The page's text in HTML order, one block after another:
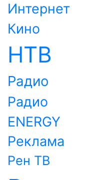
Интернет
Кино
НТВ
Радио
Радио
ENERGY
Реклама
Рен ТВ